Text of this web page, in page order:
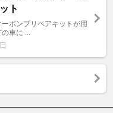
ト
ポンプリペアキットが用
車に ...